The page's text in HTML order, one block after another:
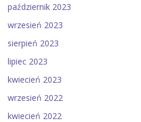
październik 2023
wrzesień 2023
sierpień 2023
lipiec 2023
kwiecień 2023
wrzesień 2022
kwiecień 2022